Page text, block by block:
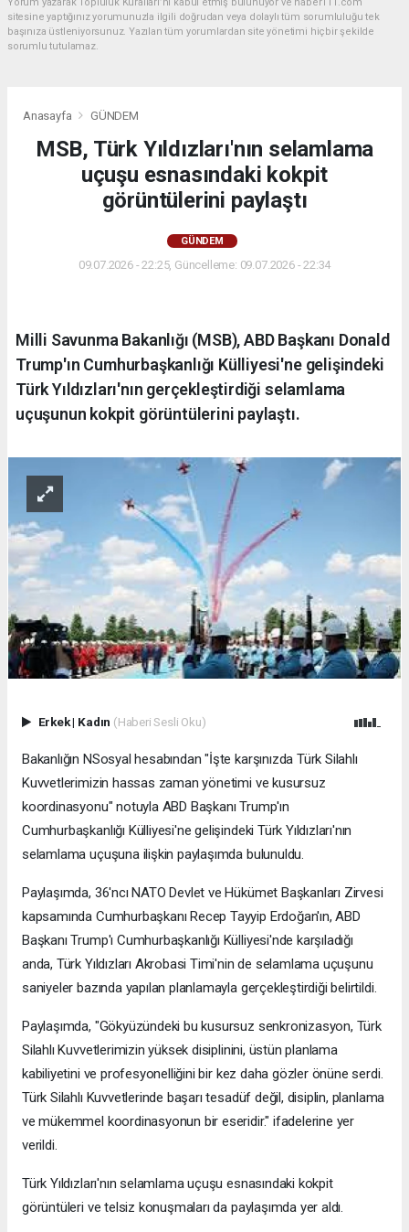
sitesine yaptığınız yorumunuzla ilgili doğrudan veya dolaylı tüm sorumluluğu tek
başınıza üstleniyorsunuz. Yazılan tüm yorumlardan site yönetimi hiçbir şekilde
sorumlu tutulamaz.
Anasayfa GÜNDEM
MSB, Türk Yıldızları'nın selamlama
uçuşu esnasındaki kokpit
görüntülerini paylaştı
GÜNDEM
09.07.2026 - 22:25, Güncelleme: 09.07.2026 - 22:34
Milli Savunma Bakanlığı (MSB), ABD Başkanı Donald
Trump'ın Cumhurbaşkanlığı Külliyesi'ne gelişindeki
Türk Yıldızları'nın gerçekleştirdiği selamlama
uçuşunun kokpit görüntülerini paylaştı.
Erkek| Kadın (Haberi Sesli Oku)
Bakanlığın NSosyal hesabından "İşte karşınızda Türk Silahlı
Kuvvetlerimizin hassas zaman yönetimi ve kusursuz
koordinasyonu" notuyla ABD Başkanı Trump'ın
Cumhurbaşkanlığı Külliyesi'ne gelişindeki Türk Yıldızları'nın
selamlama uçuşuna ilişkin paylaşımda bulunuldu.
Paylaşımda, 36'ncı NATO Devlet ve Hükümet Başkanları Zirvesi
kapsamında Cumhurbaşkanı Recep Tayyip Erdoğan'ın, ABD
Başkanı Trump'ı Cumhurbaşkanlığı Külliyesi'nde karşıladığı
anda, Türk Yıldızları Akrobasi Timi'nin de selamlama uçuşunu
saniyeler bazında yapılan planlamayla gerçekleştirdiği belirtildi.
Paylaşımda, "Gökyüzündeki bu kusursuz senkronizasyon, Türk
Silahlı Kuvvetlerimizin yüksek disiplinini, üstün planlama
kabiliyetini ve profesyonelliğini bir kez daha gözler önüne serdi.
Türk Silahlı Kuvvetlerinde başarı tesadüf değil, disiplin, planlama
ve mükemmel koordinasyonun bir eseridir." ifadelerine yer
verildi.
Türk Yıldızları'nın selamlama uçuşu esnasındaki kokpit
görüntüleri ve telsiz konuşmaları da paylaşımda yer aldı.